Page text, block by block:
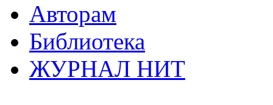
Авторам
Библиотека
ЖУРНАЛ НИТ